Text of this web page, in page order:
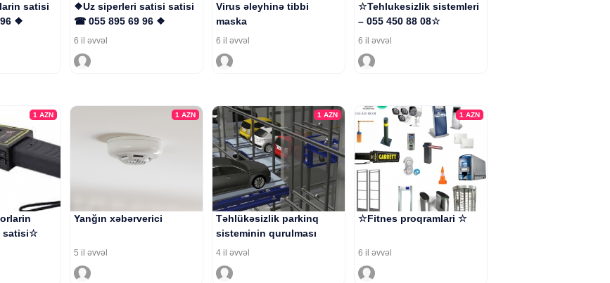
satisi
❖
❖Uz siperleri satisi satisi
☎ 055 895 69 96 ❖
6 il əvvəl
Virus əleyhinə tibbi
maska
6 il əvvəl
☆Tehlukesizlik sistemleri
– 055 450 88 08☆
6 il əvvəl
1 AZN
satisi☆
1 AZN
Yanğın xəbərverici
5 il əvvəl
1 AZN
Təhlükəsizlik parkinq
sisteminin qurulması
4 il əvvəl
1 AZN
☆Fitnes proqramlari ☆
6 il əvvəl